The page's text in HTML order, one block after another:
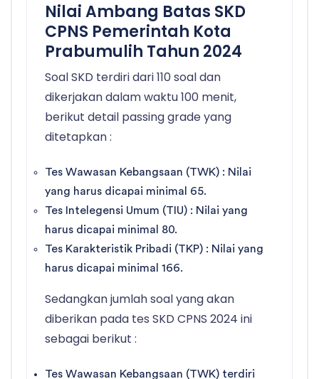
Nilai Ambang Batas SKD
CPNS Pemerintah Kota
Prabumulih Tahun 2024
Soal SKD terdiri dari 110 soal dan
dikerjakan dalam waktu 100 menit,
berikut detail passing grade yang
ditetapkan :
Tes Wawasan Kebangsaan (TWK) : Nilai
yang harus dicapai minimal 65.
Tes Intelegensi Umum (TIU) : Nilai yang
harus dicapai minimal 80.
Tes Karakteristik Pribadi (TKP) : Nilai yang
harus dicapai minimal 166.
Sedangkan jumlah soal yang akan
diberikan pada tes SKD CPNS 2024 ini
sebagai berikut :
Tes Wawasan Kebangsaan (TWK) terdiri